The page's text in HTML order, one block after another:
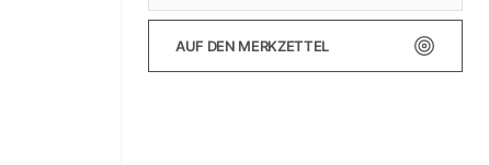
AUF DEN MERKZETTEL